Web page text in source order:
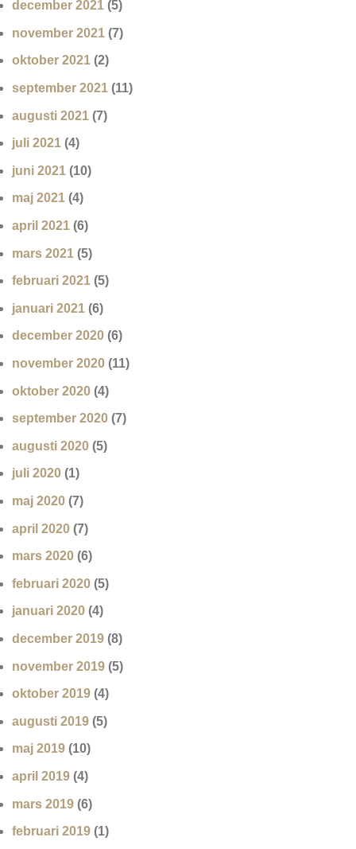
december 2021 (5)
november 2021 (7)
oktober 2021 (2)
september 2021 (11)
augusti 2021 (7)
juli 2021 (4)
juni 2021 (10)
maj 2021 (4)
april 2021 (6)
mars 2021 (5)
februari 2021 (5)
januari 2021 (6)
december 2020 (6)
november 2020 (11)
oktober 2020 (4)
september 2020 (7)
augusti 2020 (5)
juli 2020 (1)
maj 2020 (7)
april 2020 (7)
mars 2020 (6)
februari 2020 (5)
januari 2020 (4)
december 2019 (8)
november 2019 (5)
oktober 2019 (4)
augusti 2019 (5)
maj 2019 (10)
april 2019 (4)
mars 2019 (6)
februari 2019 (1)